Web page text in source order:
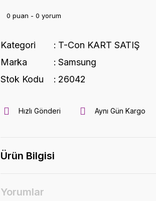
0 puan - 0 yorum
Kategori
T-Con KART SATIŞ
Marka
Samsung
Stok Kodu
26042
Hızlı Gönderi Aynı Gün Kargo
Ürün Bilgisi
Yorumlar